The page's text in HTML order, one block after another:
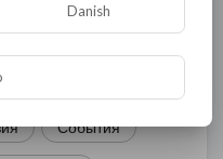
В мире
События
Danish